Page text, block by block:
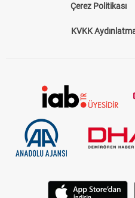
Çerez Politikası
KVKK